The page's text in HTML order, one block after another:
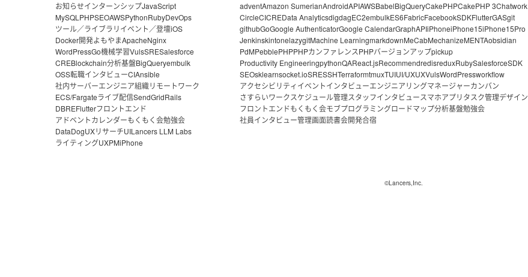
お知らせインターンシップJavaScript
MySQL PHPSEOAWSPythonRubyDevOps
ツール／ライブラリイベント／登壇iOS
Docker開発よもやまApacheNginx
WordPressGo機械学習VulsSRESalesforce
CREBlockchain分析基盤BigQueryembulk
OSS転職インタビューCIAnsible
社内サーバーエンジニア組織リモートワーク
ECS/Fargateライブ配信SendGridRails
DBREFlutterフロントエンド
アドベントカレンダーもくもく会勉強会
DataDogUXリサーチUILancers LLM Labs
ライティングUXPMiPhone
adventAmazon SumerianAndroidAPIAWSBabelBigQueryCakePHPCakePHP 3Chatwork
CircleCICREData AnalyticsdigdagEC2embulkES6FabricFacebookSDKFlutterGASgit
githubGoGoogle AuthenticatorGoogle CalendarGraphAPIiPhoneiPhone15iPhone15Pro
JenkinskintonelazygitMachine LearningmarkdownMeCabMechanizeMENTAobsidian
PdMPebblePHPPHPカンファレンスPHPバージョンアップpickup
Productivity EngineeringpythonQAReact.jsRecommendredisreduxRubySalesforceSDK
SEOsklearnsocket.ioSRESSHTerraformtmuxTUIUI/UXUXVulsWordPressworkflow
アクセシビリティ イベントインタビューエンジニアリングマネージャーカンバン
さすらいワークスケジュール管理スタッフインタビュースマホアプリタスク管理デザイン
フロントエンドもくもく会モブプログラミングロードマップ分析基盤勉強会
社員インタビュー管理画面読書会開発合宿
©Lancers,Inc.